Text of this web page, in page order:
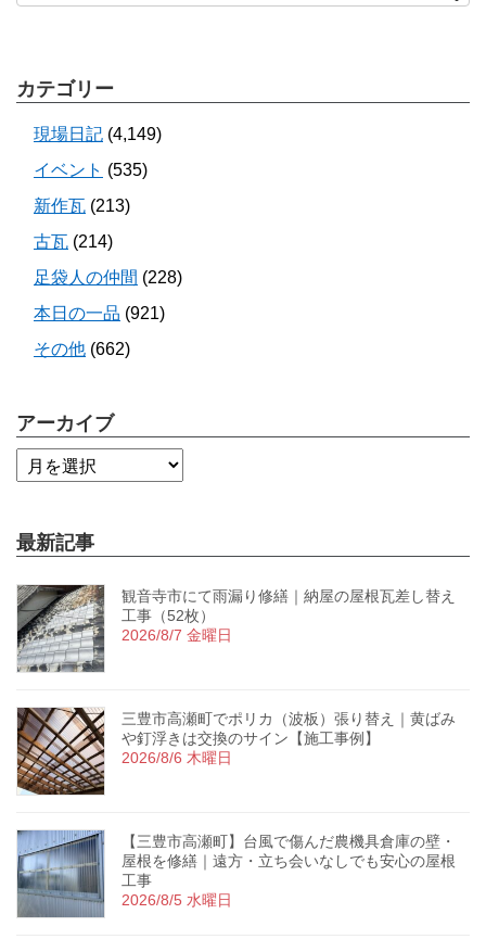
カテゴリー
現場日記 (4,149)
イベント (535)
新作瓦 (213)
古瓦 (214)
足袋人の仲間 (228)
本日の一品 (921)
その他 (662)
アーカイブ
最新記事
観音寺市にて雨漏り修繕｜納屋の屋根瓦差し替え
工事（52枚）
2026/8/7 金曜日
三豊市高瀬町でポリカ（波板）張り替え｜黄ばみ
や釘浮きは交換のサイン【施工事例】
2026/8/6 木曜日
【三豊市高瀬町】台風で傷んだ農機具倉庫の壁・
屋根を修繕｜遠方・立ち会いなしでも安心の屋根
工事
2026/8/5 水曜日